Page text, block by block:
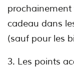
prochainement
cadeau dans
(sauf pour les
3. Les points